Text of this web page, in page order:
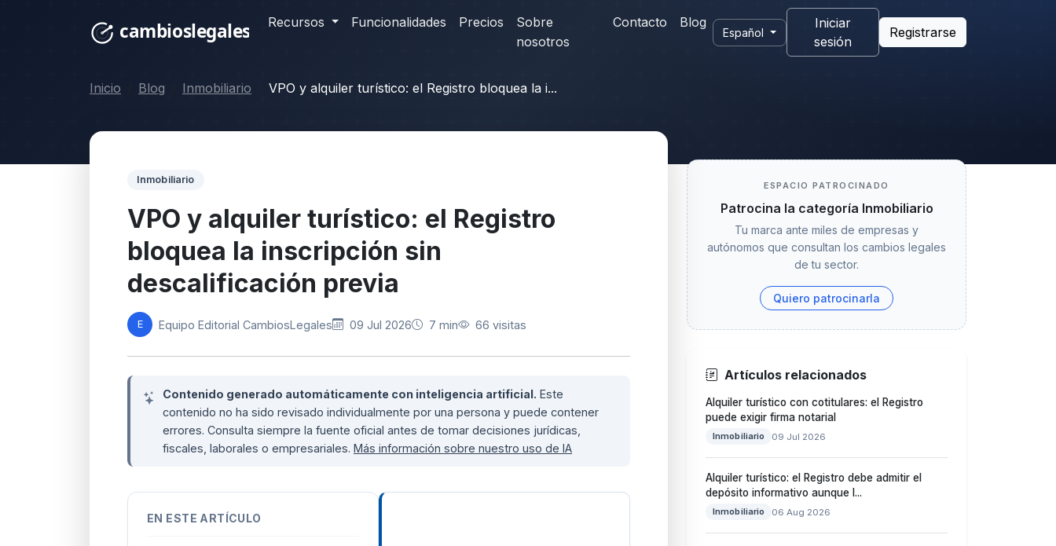
Recursos Funcionalidades Precios
Sobre
nosotros
Contacto Blog
Español
Iniciar
sesión
Registrarse
Inicio Blog Inmobiliario VPO y alquiler turístico: el Registro bloquea la i...
Inmobiliario
VPO y alquiler turístico: el Registro
bloquea la inscripción sin
descalificación previa
E Equipo Editorial CambiosLegales 09 Jul 2026 7 min 66 visitas
Contenido generado automáticamente con inteligencia artificial. Este
contenido no ha sido revisado individualmente por una persona y puede contener
errores. Consulta siempre la fuente oficial antes de tomar decisiones jurídicas,
fiscales, laborales o empresariales. Más información sobre nuestro uso de IA
EN ESTE ARTÍCULO
ESPACIO PATROCINADO
Patrocina la categoría Inmobiliario
Tu marca ante miles de empresas y
autónomos que consultan los cambios legales
de tu sector.
Quiero patrocinarla
Artículos relacionados
Alquiler turístico con cotitulares: el Registro
puede exigir firma notarial
Inmobiliario 09 Jul 2026
Alquiler turístico: el Registro debe admitir el
depósito informativo aunque l...
Inmobiliario 06 Aug 2026